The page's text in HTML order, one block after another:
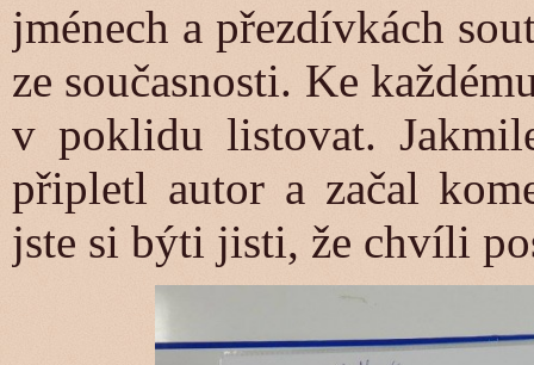
jménech a přezdívkách
ze současnosti. Ke
v poklidu listovat.
připletl autor a začal
jste si býti jisti, že chvíli